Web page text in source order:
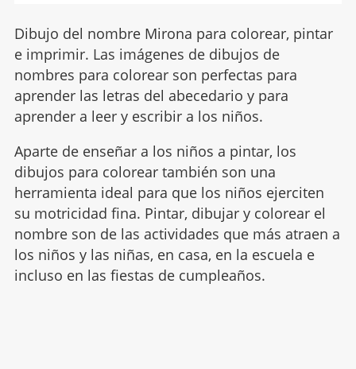
Dibujo del nombre Mirona para colorear, pintar
e imprimir. Las imágenes de dibujos de
nombres para colorear son perfectas para
aprender las letras del abecedario y para
aprender a leer y escribir a los niños.
Aparte de enseñar a los niños a pintar, los
dibujos para colorear también son una
herramienta ideal para que los niños ejerciten
su motricidad fina. Pintar, dibujar y colorear el
nombre son de las actividades que más atraen a
los niños y las niñas, en casa, en la escuela e
incluso en las fiestas de cumpleaños.